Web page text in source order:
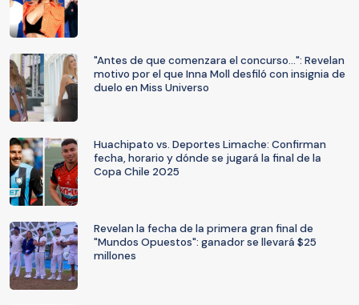
"Antes de que comenzara el concurso…": Revelan
motivo por el que Inna Moll desfiló con insignia de
duelo en Miss Universo
Huachipato vs. Deportes Limache: Confirman
fecha, horario y dónde se jugará la final de la
Copa Chile 2025
Revelan la fecha de la primera gran final de
"Mundos Opuestos": ganador se llevará $25
millones